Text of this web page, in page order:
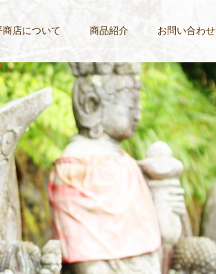
商店について 商品紹介 お問い合わせ